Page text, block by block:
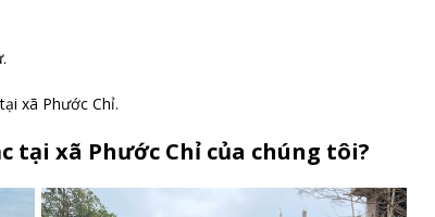
xã Phước Chỉ.
tại xã Phước Chỉ của chúng tôi?